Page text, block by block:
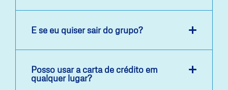
E se eu quiser sair do grupo?
Posso usar a carta de crédito em
qualquer lugar?